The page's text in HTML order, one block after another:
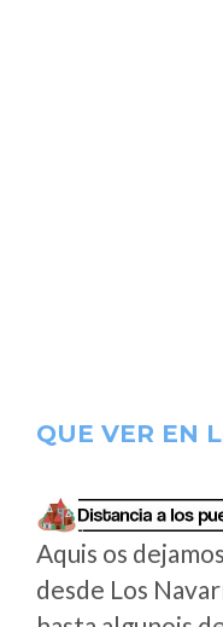
QUE VER EN
Aquis os
desde Los